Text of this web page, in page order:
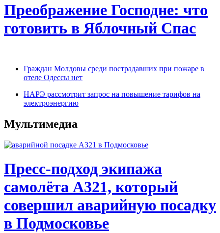
Преображение Господне: что
готовить в Яблочный Спас
Граждан Молдовы cреди пострадавших при пожаре в
отеле Одессы нет
НАРЭ рассмотрит запрос на повышение тарифов на
электроэнергию
Мультимедиа
Пресс-подход экипажа
самолёта А321, который
совершил аварийную посадку
в Подмосковье